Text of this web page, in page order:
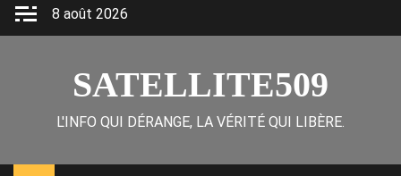
Skip
8 août 2026
SATELLITE509
L'INFO QUI DÉRANGE, LA VÉRITÉ QUI LIBÈRE.